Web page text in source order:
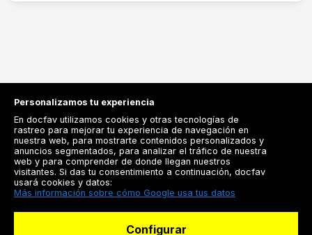
Registrarse
Docfav
Personalizamos tu experiencia
En docfav utilizamos cookies y otras tecnologías de
rastreo para mejorar tu experiencia de navegación en
nuestra web, para mostrarte contenidos personalizados y
anuncios segmentados, para analizar el tráfico de nuestra
web y para comprender de donde llegan nuestros
visitantes. Si das tu consentimiento a continuación, docfav
usará cookies y datos:
Más información sobre cómo Google usa tus datos
Configurar